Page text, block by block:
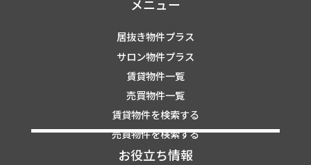
メニュー
居抜き物件プラス
サロン物件プラス
賃貸物件一覧
売買物件一覧
賃貸物件を検索する
売買物件を検索する
お役立ち情報